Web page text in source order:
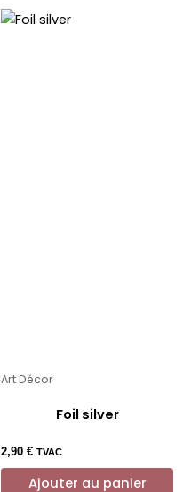
Art Décor
Foil silver
2,90 € TVAC
Ajouter au panier